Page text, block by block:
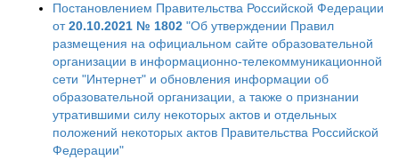
Постановлением Правительства Российской Федерации
от20.10.2021 № 1802 "Об утверждении Правил
размещения на официальном сайте образовательной
организации в информационно-телекоммуникационной
сети "Интернет" и обновления информации об
образовательной организации, а также о признании
утратившими силу некоторых актов и отдельных
положений некоторых актов Правительства Российской
Федерации"